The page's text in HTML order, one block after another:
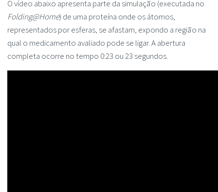
O vídeo abaixo apresenta parte da simulação (executada no
Folding@Home) de uma proteína onde os átomos,
representados por esferas, se afastam, expondo a região na
qual o medicamento avaliado pode se ligar. A abertura
completa ocorre no tempo 0:23 ou 23 segundos.